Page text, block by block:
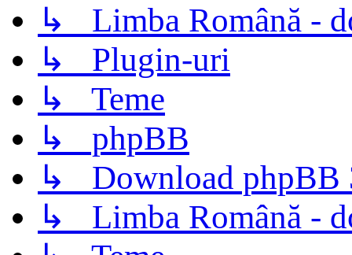
↳ Limba Română -
↳ Plugin-uri
↳ Teme
↳ phpBB
↳ Download phpBB
↳ Limba Română -